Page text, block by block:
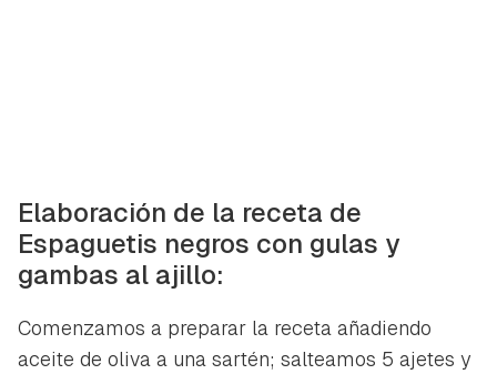
Elaboración de la receta de
Espaguetis negros con gulas y
gambas al ajillo:
Comenzamos a preparar la receta añadiendo
aceite de oliva a una sartén; salteamos 5 ajetes y